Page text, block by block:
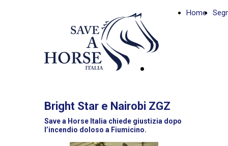
Home
Bright Star e Nairobi ZGZ
Save a Horse Italia chiede giustizia dopo
l’incendio doloso a Fiumicino.